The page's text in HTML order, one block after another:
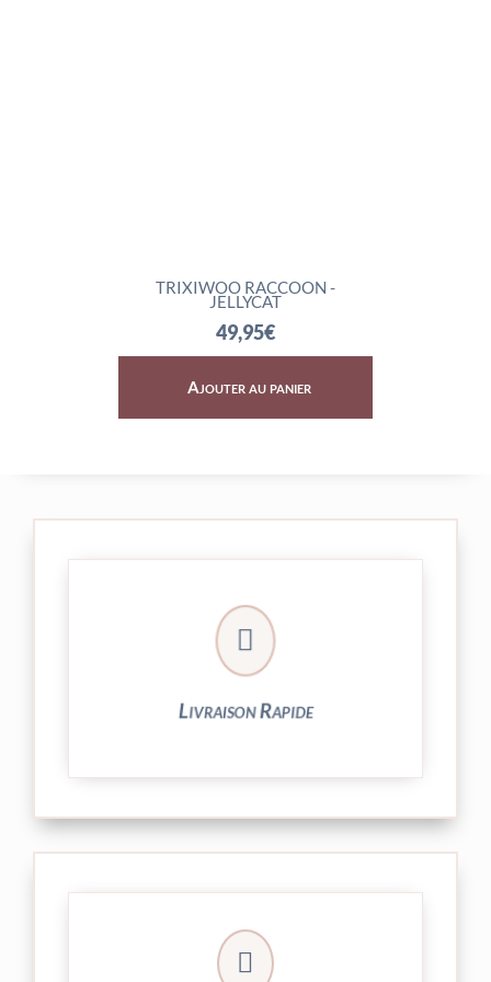
TRIXIWOO RACCOON -
JELLYCAT
49,95€
Ajouter au panier

Livraison Rapide
Votre commande est expédiée sous
24/48h et livrée par Colissimo.

► contact@peekaboo.fr